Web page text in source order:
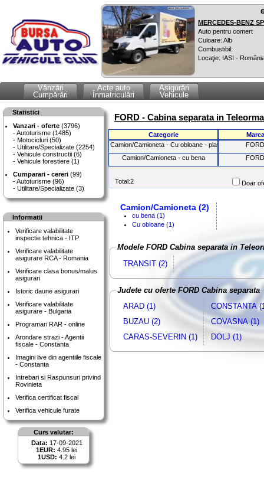
MERCEDES-BENZ
Auto pentru comert
Culoare: Alb
Combustibil:
Locaţie: IASI -
Vânzări
Cumpărări
Acte auto
Înmatriculări
Asigurări
Vehicule
Statistici
Vanzari - oferte (3796)
Autoturisme (1485)
Motocicluri (50)
Utilitare/Specializate (2254)
Vehicule constructii (6)
Vehicule forestiere (1)
Cumparari - cereri (99)
Autoturisme (96)
Utilitare/Specializate (3)
Informatii
Verificare valabilitate
inspectie tehnica - ITP
Verificare valabilitate
asigurare RCA - Romania
Verificare clasa bonus/malus
asigurari
Istoric daune asigurari
Verificare valabilitate
asigurare - Bulgaria
Programari RAR - online
Arondare strazi - Agentii
fiscale - Constanta
Imagini live din agentiile fiscale
- Constanta
Intrebari si Raspunsuri privind
Rovinieta
Verifica certificat fiscal
Verifica vehicule furate
Curs valutar:
Data: 17-09-2021
1EUR: 4.95 lei
1USD: 4.2 lei
FORD - Cabina separata in
Categorie
Marca
Camion/Camioneta - Cu obloane - platforma
FORD
Camion/Camioneta - cu bena
FORD
Total:2 Doar
Camion/Camioneta (2)
cu bena (1)
Cu obloane (1)
Modele FORD Cabina separata in
TRANSIT (2)
Judete cu oferte FORD Cabina separata
ARAD (1)
BUZAU (2)
CARAS-SEVERIN (1)
CONSTANTA
COVASNA (1)
DOLJ (1)